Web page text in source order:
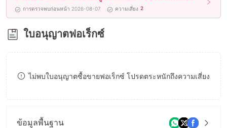
6
7
8
9
4
5
6
7
การตรวจพบก่อนหน้า 2026-08-07 ความเสี่ยง 2
ใบอนุญาตฟอเร็กซ์
ไม่พบใบอนุญาตซื้อขายฟอเร็กซ์ โปรดตระหนักถึงความเสี่ยง
ข้อมูลพื้นฐาน